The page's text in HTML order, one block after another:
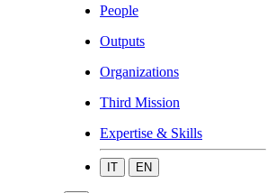
People
Outputs
Organizations
Third Mission
Expertise & Skills
IT EN